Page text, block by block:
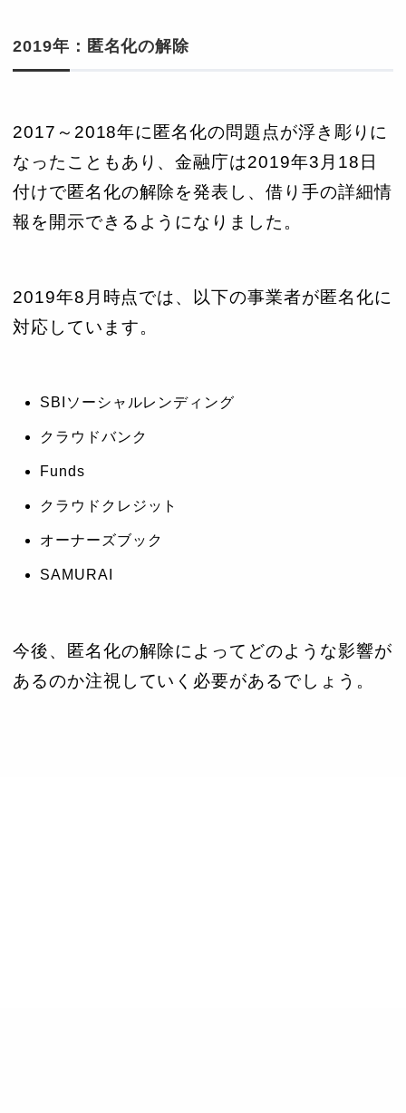
2019年：匿名化の解除
2017～2018年に匿名化の問題点が浮き彫りに
なったこともあり、金融庁は2019年3月18日
付けで匿名化の解除を発表し、借り手の詳細情
報を開示できるようになりました。
2019年8月時点では、以下の事業者が匿名化に
対応しています。
SBIソーシャルレンディング
クラウドバンク
Funds
クラウドクレジット
オーナーズブック
SAMURAI
今後、匿名化の解除によってどのような影響が
あるのか注視していく必要があるでしょう。